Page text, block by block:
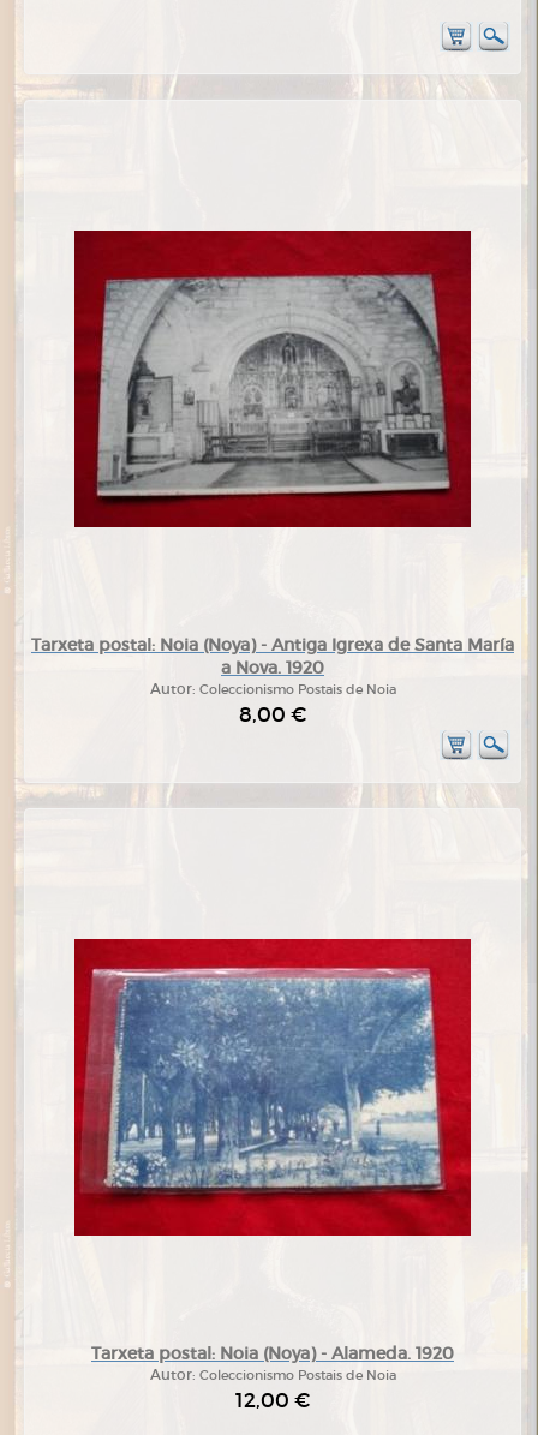
Tarxeta postal: Noia (Noya) - Antiga Igrexa de Santa María
a Nova. 1920
Autor: Coleccionismo Postais de Noia
8,00 €
Tarxeta postal: Noia (Noya) - Alameda. 1920
Autor: Coleccionismo Postais de Noia
12,00 €